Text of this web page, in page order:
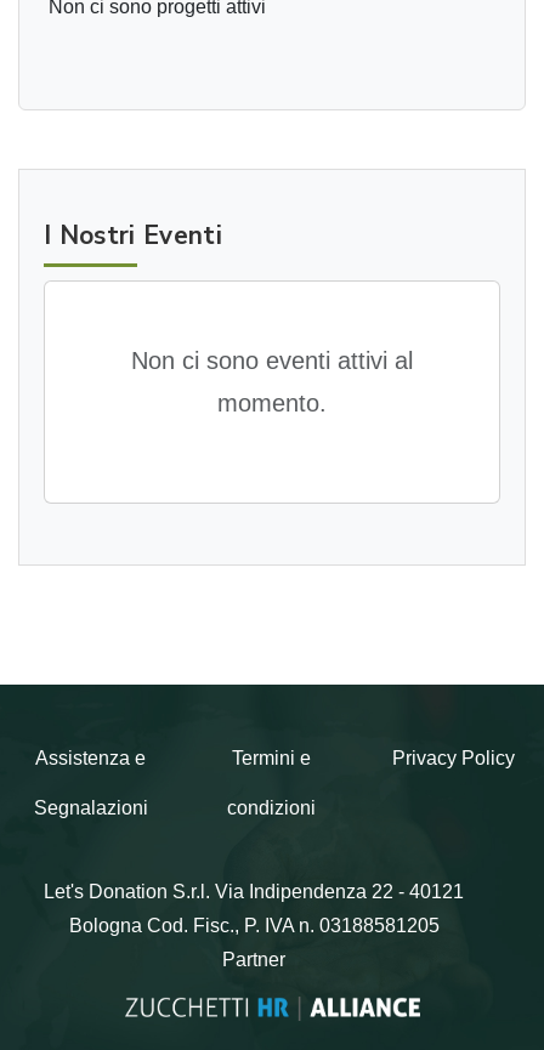
Non ci sono progetti attivi
I Nostri Eventi
Non ci sono eventi attivi al
momento.
Assistenza e
Segnalazioni
Termini e
condizioni
Privacy Policy
Let's Donation S.r.l. Via Indipendenza 22 - 40121
Bologna Cod. Fisc., P. IVA n. 03188581205
Partner